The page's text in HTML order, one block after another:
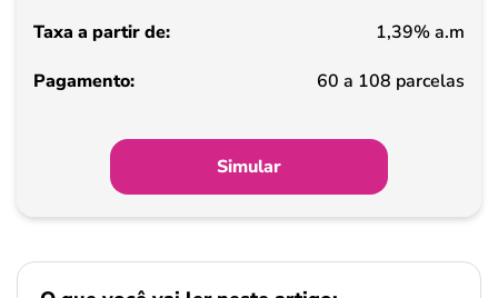
Pagamento
1,39% a.m
60 a 108 parcelas
Simular